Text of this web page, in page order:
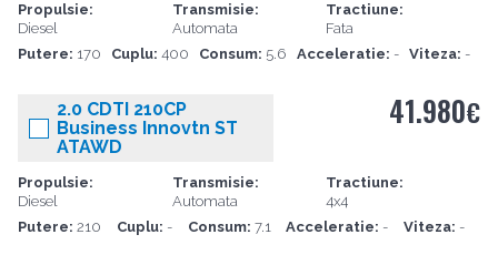
Propulsie:
Diesel
Transmisie:
Automata
Tractiune:
Fata
Putere: 170 Cuplu:400 Consum: 5.6 Acceleratie: - Viteza: -
2.0 CDTI 210CP
Business Innovtn ST
ATAWD
Propulsie:
Diesel
Transmisie:
Automata
Tractiune:
4x4
Putere: 210 Cuplu: - Consum: 7.1 Acceleratie: - Viteza: -
41.980€